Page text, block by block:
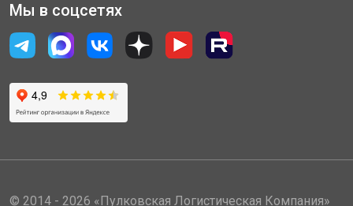
Мы в соцсетях
© 2014 - 2026 «Пулковская Логистическая Компания»